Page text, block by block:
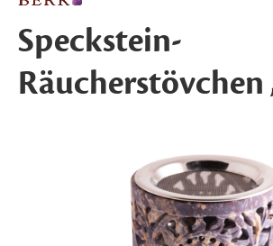
Speckstein-
Räucherstövchen